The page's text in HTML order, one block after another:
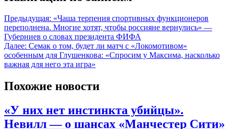
Предыдущая: «Чаша терпения спортивных функционеров
переполнена. Многие хотят, чтобы россияне вернулись» —
Губерниев о словах президента ФИФА
Далее: Семак о том, будет ли матч с «Локомотивом»
особенным для Глушенкова: «Спросим у Максима, насколько
важная для него эта игра»
Похожие новости
«У них нет инстинкта убийцы».
Невилл — о шансах «Манчестер Сити»